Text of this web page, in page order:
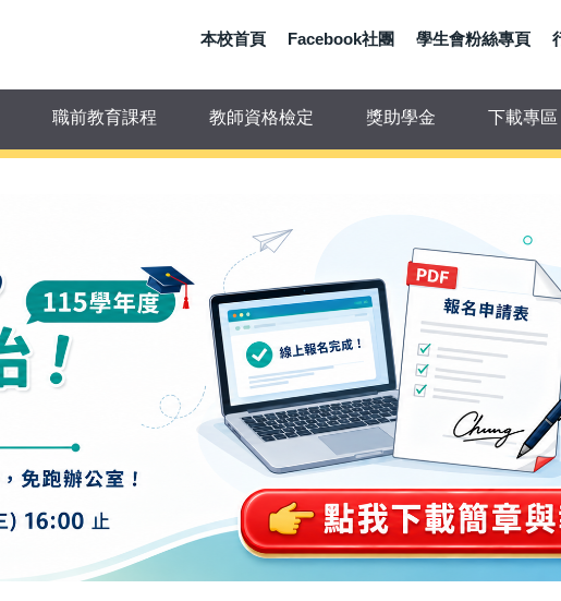
本校首頁 Facebook社團 學生會粉絲專頁
職前教育課程 教師資格檢定 獎助學金 下載專區